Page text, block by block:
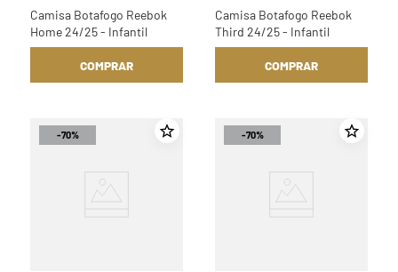
Camisa Botafogo Reebok
Home 24/25 - Infantil
COMPRAR
Camisa Botafogo Reebok
Third 24/25 - Infantil
COMPRAR
-70% -70%